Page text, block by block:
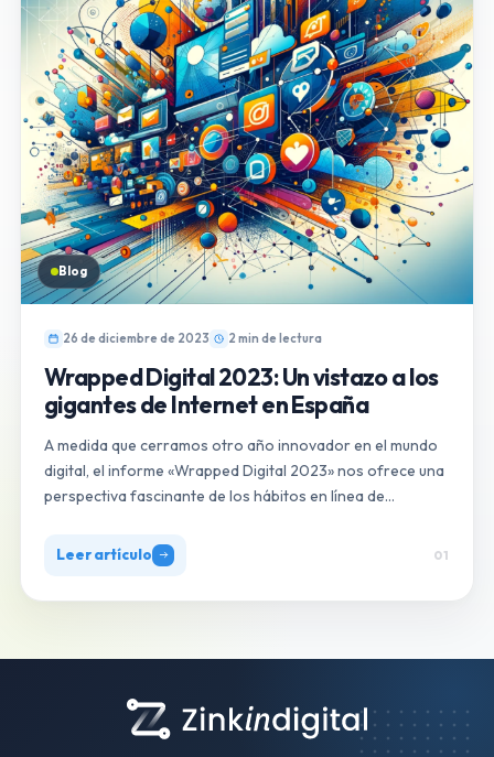
Blog
26 de diciembre de 2023 2 min de lectura
Wrapped Digital 2023: Un vistazo a los
gigantes de Internet en España
A medida que cerramos otro año innovador en el mundo
digital, el informe «Wrapped Digital 2023» nos ofrece una
perspectiva fascinante de los hábitos en línea de…
Leer artículo 01